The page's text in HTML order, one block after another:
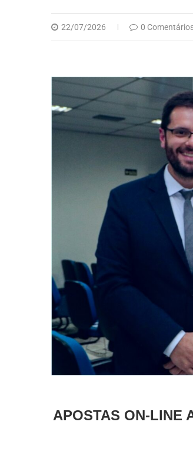
22/07/2026 0
APOSTAS ON-LINE